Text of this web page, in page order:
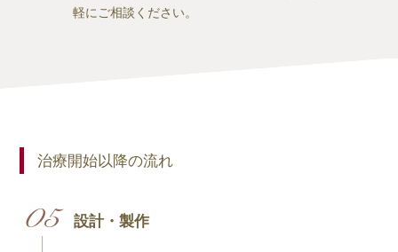
軽にご相談ください。
治療開始以降の流れ
設計・製作